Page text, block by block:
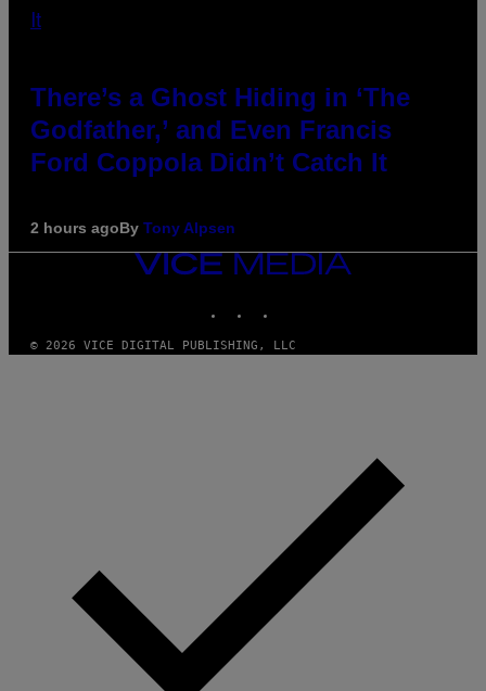
There’s a Ghost Hiding in ‘The
Godfather,’ and Even Francis
Ford Coppola Didn’t Catch It
2 hours agoBy Tony Alpsen
VICE
© 2026 VICE DIGITAL PUBLISHING, LLC